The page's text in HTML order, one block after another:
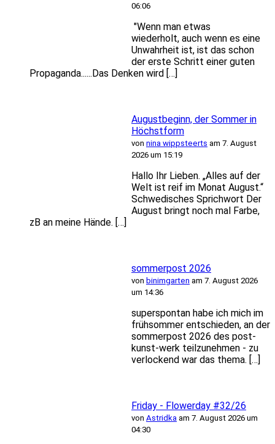
06:06
"Wenn man etwas
wiederholt, auch wenn es eine
Unwahrheit ist, ist das schon
der erste Schritt einer guten
Propaganda......Das Denken wird […]
Augustbeginn, der Sommer in
Höchstform
von nina wippsteerts am 7. August
2026 um 15:19
Hallo Ihr Lieben. „Alles auf der
Welt ist reif im Monat August.“
Schwedisches Sprichwort Der
August bringt noch mal Farbe,
zB an meine Hände. […]
sommerpost 2026
von binimgarten am 7. August 2026
um 14:36
superspontan habe ich mich im
frühsommer entschieden, an der
sommerpost 2026 des post-
kunst-werk teilzunehmen - zu
verlockend war das thema. […]
Friday - Flowerday #32/26
von Astridka am 7. August 2026 um
04:30